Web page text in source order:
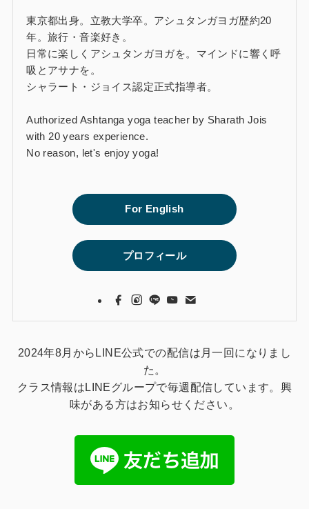
東京都出身。立教大学卒。アシュタンガヨガ歴約20
年。旅行・音楽好き。
日常に楽しくアシュタンガヨガを。マインドに響く呼
吸とアサナを。
シャラート・ジョイス認定正式指導者。
Authorized Ashtanga yoga teacher by Sharath Jois
with 20 years experience.
No reason, let's enjoy yoga!
For English
プロフィール
2024年8月からLINE公式での配信は月一回になりまし
た。
クラス情報はLINEグループで毎週配信しています。興
味がある方はお知らせください。